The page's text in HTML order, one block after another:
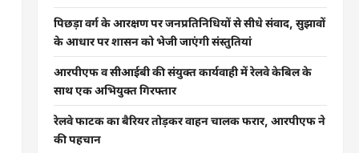
पिछड़ा वर्ग के आरक्षण पर जनप्रतिनिधियों से सीधे संवाद, सुझावों
के आधार पर शासन को भेजी जाएंगी संस्तुतियां
आरपीएफ व सीआईबी की संयुक्त कार्यवाही में रेलवे केबिल के
साथ एक अभियुक्त गिरफ्तार
रेलवे फाटक का बैरियर तोड़कर वाहन चालक फरार, आरपीएफ ने
की पहचान